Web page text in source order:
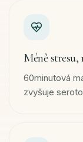
Méně
60minutová
zvyšuje